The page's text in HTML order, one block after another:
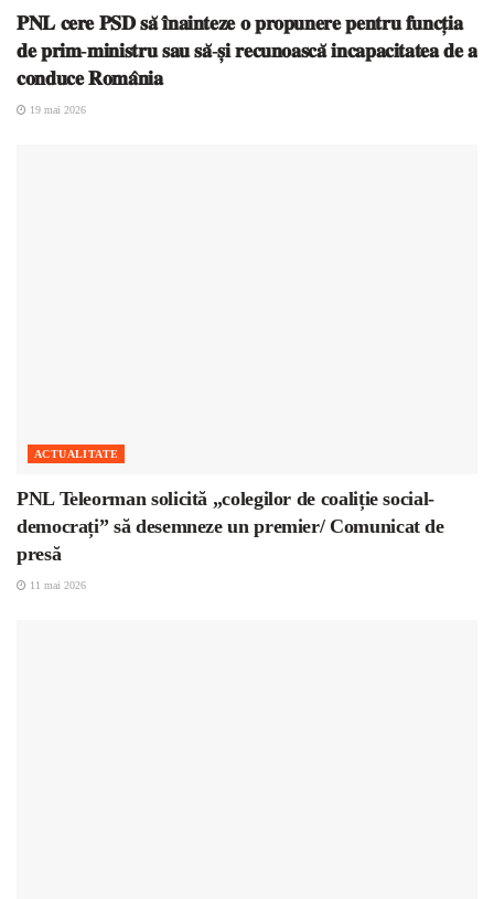
𝐏𝐍𝐋 𝐜𝐞𝐫𝐞 𝐏𝐒𝐃 𝐬𝐚̆ 𝐢̂𝐧𝐚𝐢𝐧𝐭𝐞𝐳𝐞 𝐨 𝐩𝐫𝐨𝐩𝐮𝐧𝐞𝐫𝐞 𝐩𝐞𝐧𝐭𝐫𝐮 𝐟𝐮𝐧𝐜𝐭̦𝐢𝐚
𝐝𝐞 𝐩𝐫𝐢𝐦-𝐦𝐢𝐧𝐢𝐬𝐭𝐫𝐮 𝐬𝐚𝐮 𝐬𝐚̆-𝐬̦𝐢 𝐫𝐞𝐜𝐮𝐧𝐨𝐚𝐬𝐜𝐚̆ 𝐢𝐧𝐜𝐚𝐩𝐚𝐜𝐢𝐭𝐚𝐭𝐞𝐚 𝐝𝐞 𝐚
𝐜𝐨𝐧𝐝𝐮𝐜𝐞 𝐑𝐨𝐦𝐚̂𝐧𝐢𝐚
19 mai 2026
ACTUALITATE
PNL Teleorman solicită „colegilor de coaliție social-
democrați” să desemneze un premier/ Comunicat de
presă
11 mai 2026